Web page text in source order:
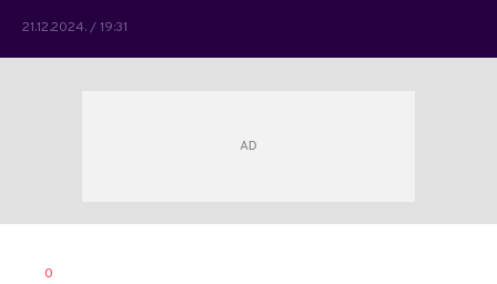
21.12.2024. / 19:31
AUTOR
0